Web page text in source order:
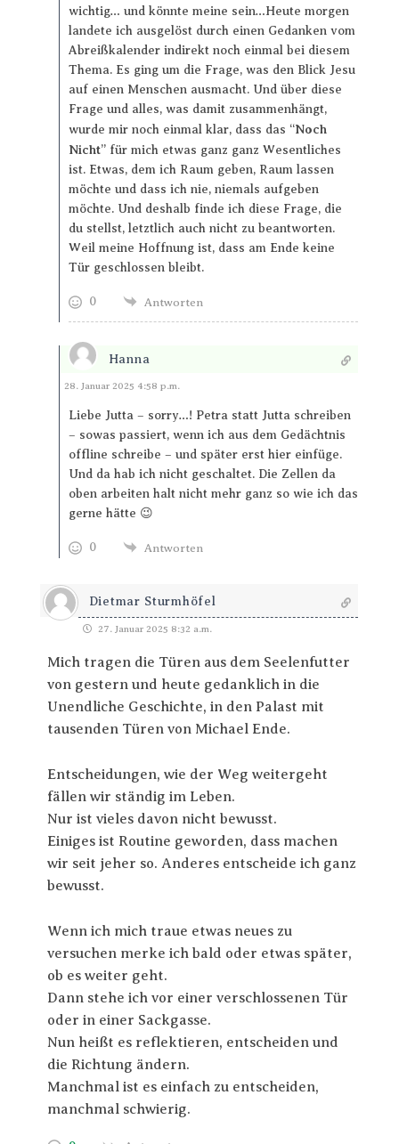
wichtig… und könnte meine sein…Heute morgen
landete ich ausgelöst durch einen Gedanken vom
Abreißkalender indirekt noch einmal bei diesem
Thema. Es ging um die Frage, was den Blick Jesu
auf einen Menschen ausmacht. Und über diese
Frage und alles, was damit zusammenhängt,
wurde mir noch einmal klar, dass das “Noch
Nicht” für mich etwas ganz ganz Wesentliches
ist. Etwas, dem ich Raum geben, Raum lassen
möchte und dass ich nie, niemals aufgeben
möchte. Und deshalb finde ich diese Frage, die
du stellst, letztlich auch nicht zu beantworten.
Weil meine Hoffnung ist, dass am Ende keine
Tür geschlossen bleibt.
0 Antworten
Hanna
Antworten
28. Januar 2025 4:58 p.m.
Liebe Jutta – sorry…! Petra statt Jutta schreiben
– sowas passiert, wenn ich aus dem Gedächtnis
offline schreibe – und später erst hier einfüge.
Und da hab ich nicht geschaltet. Die Zellen da
oben arbeiten halt nicht mehr ganz so wie ich das
gerne hätte 😉
0 Antworten
Dietmar Sturmhöfel
27. Januar 2025 8:32 a.m.
Mich tragen die Türen aus dem Seelenfutter
von gestern und heute gedanklich in die
Unendliche Geschichte, in den Palast mit
tausenden Türen von Michael Ende.
Entscheidungen, wie der Weg weitergeht
fällen wir ständig im Leben.
Nur ist vieles davon nicht bewusst.
Einiges ist Routine geworden, dass machen
wir seit jeher so. Anderes entscheide ich ganz
bewusst.
Wenn ich mich traue etwas neues zu
versuchen merke ich bald oder etwas später,
ob es weiter geht.
Dann stehe ich vor einer verschlossenen Tür
oder in einer Sackgasse.
Nun heißt es reflektieren, entscheiden und
die Richtung ändern.
Manchmal ist es einfach zu entscheiden,
manchmal schwierig.